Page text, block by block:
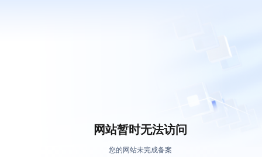
网站暂时无法访问
您的网站未完成备案